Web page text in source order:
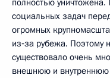
полностью уничтожена.
социальных задач
огромных
из‑за рубежа. Поэтому
существовало очень
внешнюю и внутреннюю